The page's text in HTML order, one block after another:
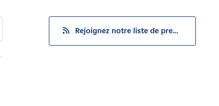
Rejoignez notre liste de presse